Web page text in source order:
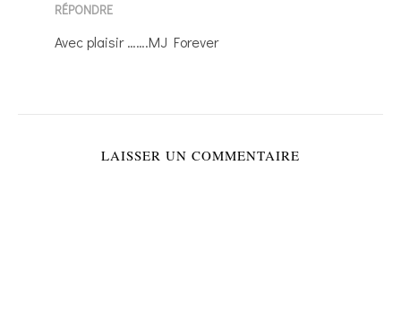
RÉPONDRE
Avec plaisir …….MJ Forever
LAISSER UN COMMENTAIRE